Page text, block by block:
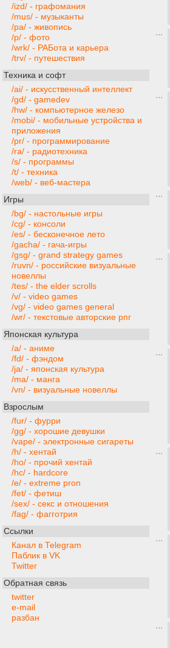
/izd/ - графомания
/mus/ - музыканты
/pa/ - живопись
/p/ - фото
/wrk/ - РАБота и карьера
/trv/ - путешествия
Техника и софт
/ai/ - искусственный интеллект
/gd/ - gamedev
/hw/ - компьютерное железо
/mobi/ - мобильные устройства и
приложения
/pr/ - программирование
/ra/ - радиотехника
/s/ - программы
/t/ - техника
/web/ - веб-мастера
Игры
/bg/ - настольные игры
/cg/ - консоли
/es/ - бесконечное лето
/gacha/ - гача-игры
/gsg/ - grand strategy games
/ruvn/ - российские визуальные
новеллы
/tes/ - the elder scrolls
/v/ - video games
/vg/ - video games general
/wr/ - текстовые авторские рпг
Японская культура
/a/ - аниме
/fd/ - фэндом
/ja/ - японская культура
/ma/ - манга
/vn/ - визуальные новеллы
Взрослым
/fur/ - фурри
/gg/ - хорошие девушки
/vape/ - электронные сигареты
/h/ - хентай
/ho/ - прочий хентай
/hc/ - hardcore
/e/ - extreme pron
/fet/ - фетиш
/sex/ - секс и отношения
/fag/ - фагготрия
Ссылки
Канал в Telegram
Паблик в VK
Twitter
Обратная связь
twitter
e-mail
разбан